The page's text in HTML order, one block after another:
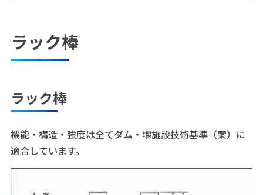
ラック棒
ラック棒
機能・構造・強度は全てダム・堰施設技術基準（案）に
適合しています。